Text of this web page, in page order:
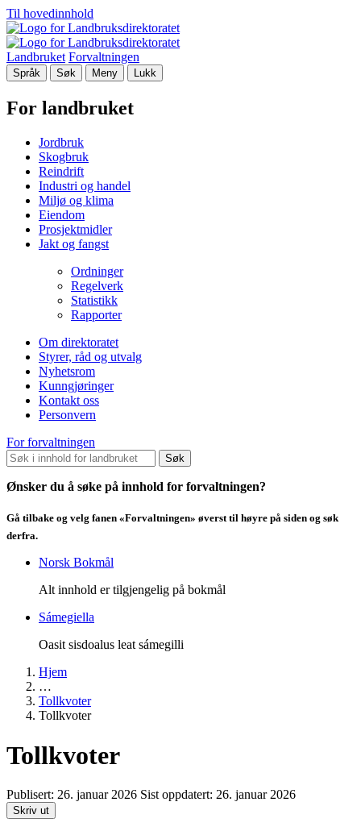
Til hovedinnhold
Landbruket Forvaltningen
Språk Søk Meny Lukk
For landbruket
Jordbruk
Skogbruk
Reindrift
Industri og handel
Miljø og klima
Eiendom
Prosjektmidler
Jakt og fangst
Ordninger
Regelverk
Statistikk
Rapporter
Om direktoratet
Styrer, råd og utvalg
Nyhetsrom
Kunngjøringer
Kontakt oss
Personvern
For forvaltningen
Søk
Ønsker du å søke på innhold for forvaltningen?
Gå tilbake og velg fanen «Forvaltningen» øverst til høyre på siden og søk
derfra.
Norsk Bokmål
Alt innhold er tilgjengelig på bokmål
Sámegiella
Oasit sisdoalus leat sámegilli
Hjem
…
Tollkvoter
Tollkvoter
Tollkvoter
Publisert: 26. januar 2026 Sist oppdatert: 26. januar 2026
Skriv ut